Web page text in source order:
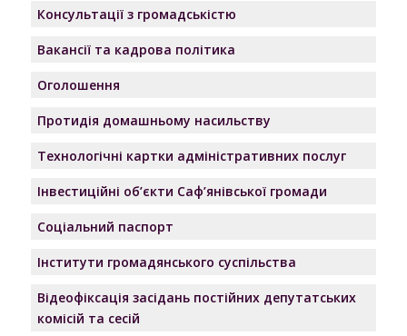
Консультації з громадськістю
Вакансії та кадрова політика
Оголошення
Протидія домашньому насильству
Технологічні картки адміністративних послуг
Інвестиційні об’єкти Саф’янівської громади
Соціальний паспорт
Інститути громадянського суспільства
Відеофіксація засідань постійних депутатських
комісій та сесій